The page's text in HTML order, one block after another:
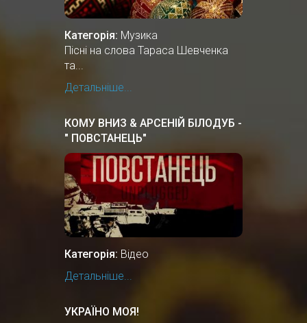
Категорія: Музика
Пісні на слова Тараса Шевченка
та...
Детальніше...
КОМУ ВНИЗ & АРСЕНІЙ БІЛОДУБ -
" ПОВСТАНЕЦЬ"
Категорія: Відео
Детальніше...
УКРАЇНО МОЯ!